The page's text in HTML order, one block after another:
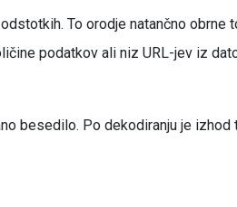
To orodje natančno obrne
podatkov ali niz URL-jev iz
besedilo. Po dekodiranju je izhod